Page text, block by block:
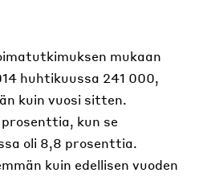
mukaan
huhtikuussa 241 000,
kuin vuosi sitten.
kun se
oli 8,8 prosenttia.
kuin edellisen vuoden